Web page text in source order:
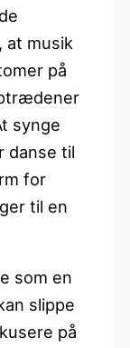
at musik
på
synge
danse til
for
til en
som en
slippe
på